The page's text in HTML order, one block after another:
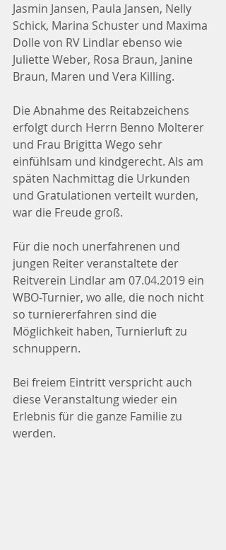
Jasmin Jansen, Paula Jansen, Nelly
Schick, Marina Schuster und Maxima
Dolle von RV Lindlar ebenso wie
Juliette Weber, Rosa Braun, Janine
Braun, Maren und Vera Killing.
Die Abnahme des Reitabzeichens
erfolgt durch Herrn Benno Molterer
und Frau Brigitta Wego sehr
einfühlsam und kindgerecht. Als am
späten Nachmittag die Urkunden
und Gratulationen verteilt wurden,
war die Freude groß.
Für die noch unerfahrenen und
jungen Reiter veranstaltete der
Reitverein Lindlar am 07.04.2019 ein
WBO-Turnier, wo alle, die noch nicht
so turniererfahren sind die
Möglichkeit haben, Turnierluft zu
schnuppern.
Bei freiem Eintritt verspricht auch
diese Veranstaltung wieder ein
Erlebnis für die ganze Familie zu
werden.